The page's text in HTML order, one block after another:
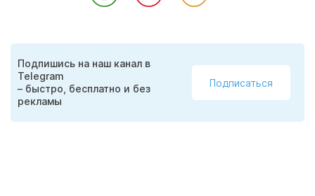
Подпишись на наш канал в
Telegram
– быстро, бесплатно и без
рекламы
Подписаться